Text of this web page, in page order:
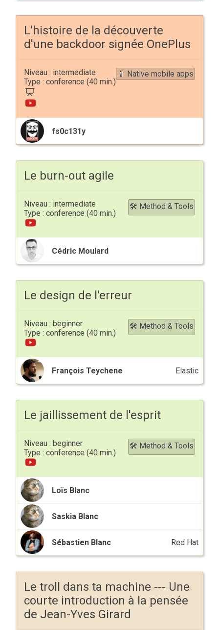
L'histoire de la découverte
d'une backdoor signée OnePlus
📱 Native mobile apps
intermediate
conference
fs0c131y
Le burn-out agile
🛠 Method & Tools
intermediate
conference
Cédric Moulard
Le design de l'erreur
🛠 Method & Tools
beginner
conference
François Teychene Elastic
Le jaillissement de l'esprit
🛠 Method & Tools
beginner
conference
Loïs Blanc
Saskia Blanc
Sébastien Blanc Red Hat
Le troll dans ta machine --- Une
courte introduction à la pensée
de Jean-Yves Girard